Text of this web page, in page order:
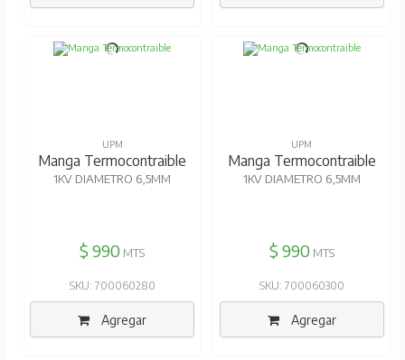
UPM
Manga Termocontraible
1KV DIAMETRO 6,5MM
$ 990 MTS
SKU: 700060280
Agregar
UPM
Manga Termocontraible
1KV DIAMETRO 6,5MM
$ 990MTS
SKU: 700060300
Agregar